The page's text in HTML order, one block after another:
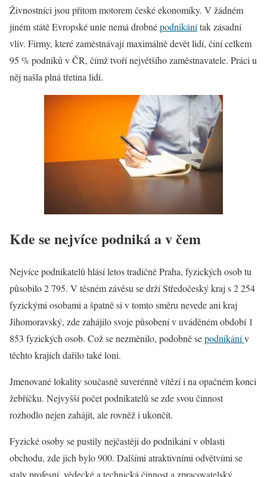
Živnostníci jsou přitom motorem české ekonomiky. V žádném
jiném státě Evropské unie nemá drobnépodnikánítak zásadní
vliv. Firmy, které zaměstnávají maximálně devět lidí, činí celkem
95 % podniků v ČR, čímž tvoří největšího zaměstnavatele. Práci u
něj našla plná třetina lidí.
Kde se nejvíce podniká a v čem
Nejvíce podnikatelů hlásí letos tradičně Praha, fyzických osob tu
působilo 2 795. V těsném závěsu se drží Středočeský kraj s 2 254
fyzickými osobami a špatně si v tomto směru nevede ani kraj
Jihomoravský, zde zahájilo svoje působení v uváděném období 1
853 fyzických osob. Což se nezměnilo, podobně sepodnikánív
těchto krajích dařilo také loni.
Jmenované lokality současně suverénně vítězí i na opačném konci
žebříčku. Nejvyšší počet podnikatelů se zde svou činnost
rozhodlo nejen zahájit, ale rovněž i ukončit.
Fyzické osoby se pustily nejčastěji do podnikání v oblasti
obchodu, zde jich bylo 900. Dalšími atraktivními odvětvími se
staly profesní, vědecké a technická činnost a zpracovatelský